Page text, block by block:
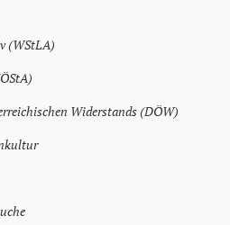
(WStLA)
Widerstands (DÖW)